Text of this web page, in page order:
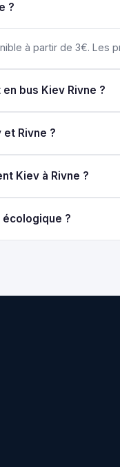
?
à partir de 3€. Les
bus Kiev Rivne ?
Rivne ?
Kiev à Rivne ?
écologique ?